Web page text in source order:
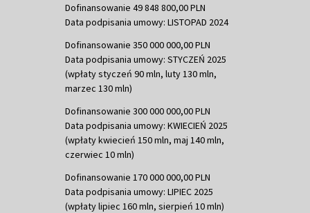
Dofinansowanie 49 848 800,00 PLN
Data podpisania umowy: LISTOPAD 2024
Dofinansowanie 350 000 000,00 PLN
Data podpisania umowy: STYCZEŃ 2025
(wpłaty styczeń 90 mln, luty 130 mln,
marzec 130 mln)
Dofinansowanie 300 000 000,00 PLN
Data podpisania umowy: KWIECIEŃ 2025
(wpłaty kwiecień 150 mln, maj 140 mln,
czerwiec 10 mln)
Dofinansowanie 170 000 000,00 PLN
Data podpisania umowy: LIPIEC 2025
(wpłaty lipiec 160 mln, sierpień 10 mln)